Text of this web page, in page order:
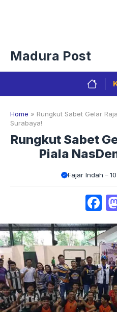
Madura Post
Home » Rungkut Sabet Gelar
Surabaya!
Rungkut Sabet
Piala
Fajar Indah